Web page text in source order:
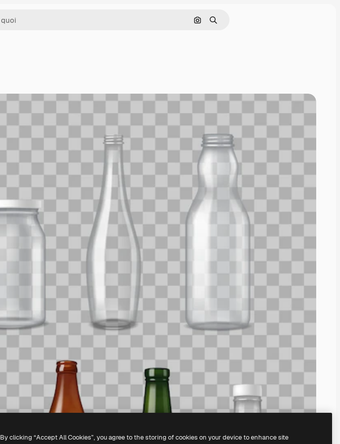
Rechercher par image
Rechercher
By clicking “Accept All Cookies”, you agree to the storing of cookies on your device to enhance site